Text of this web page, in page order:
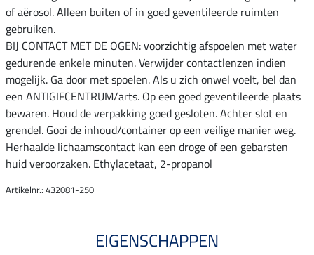
of aërosol. Alleen buiten of in goed geventileerde ruimten
gebruiken.
BIJ CONTACT MET DE OGEN: voorzichtig afspoelen met water
gedurende enkele minuten. Verwijder contactlenzen indien
mogelijk. Ga door met spoelen. Als u zich onwel voelt, bel dan
een ANTIGIFCENTRUM/arts. Op een goed geventileerde plaats
bewaren. Houd de verpakking goed gesloten. Achter slot en
grendel. Gooi de inhoud/container op een veilige manier weg.
Herhaalde lichaamscontact kan een droge of een gebarsten
huid veroorzaken. Ethylacetaat, 2-propanol
Artikelnr.: 432081-250
EIGENSCHAPPEN